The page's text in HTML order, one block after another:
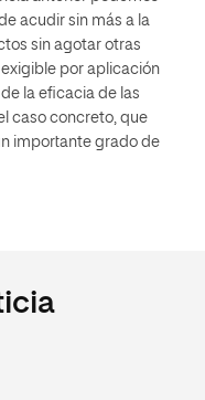
acudir sin más a la
sin agotar otras
por aplicación
la eficacia de las
caso concreto, que
importante grado de